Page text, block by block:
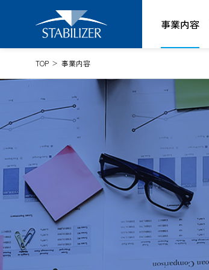
事業内容
TOP 事業内容